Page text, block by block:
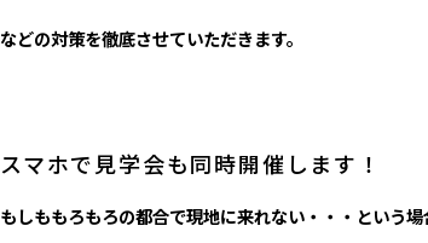
などの対策を徹底させていただきます。
スマホで見学会も同時開催します！
もしももろもろの都合で現地に来れない・・・という